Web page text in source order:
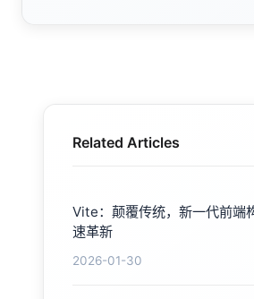
Related Articles
Vite：颠覆传统，新一代前端
速革新
2026-01-30